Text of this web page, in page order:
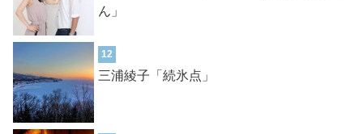
ん」
12
三浦綾子「続氷点」